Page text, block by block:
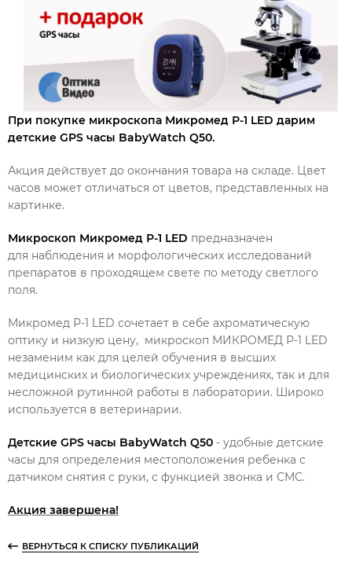
При покупке микроскопа Микромед Р-1 LED дарим
детские GPS часы BabyWatch Q50.
Акция действует до окончания товара на складе. Цвет
часов может отличаться от цветов, представленных на
картинке.
Микроскоп Микромед Р-1 LED предназначен
для наблюдения и морфологических исследований
препаратов в проходящем свете по методу светлого
поля.
Микромед Р-1 LED сочетает в себе ахроматическую
оптику и низкую цену, микроскоп МИКРОМЕД Р-1 LED
незаменим как для целей обучения в высших
медицинских и биологических учреждениях, так и для
несложной рутинной работы в лаборатории. Широко
используется в ветеринарии.
Детские GPS часы BabyWatch Q50 - удобные детские
часы для определения местоположения ребенка с
датчиком снятия с руки, с функцией звонка и СМС.
Акция завершена!
ВЕРНУТЬСЯ К СПИСКУ ПУБЛИКАЦИЙ